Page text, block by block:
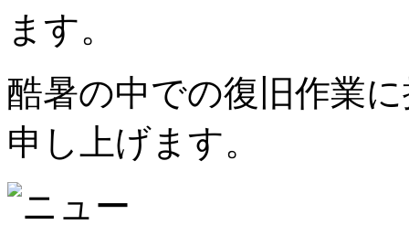
ます。
酷暑の中での復旧作業
申し上げます。